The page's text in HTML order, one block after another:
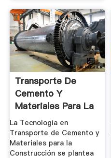
Transporte De
Cemento Y
Materiales Para La
Construcción ...
La Tecnología en
Transporte de Cemento y
Materiales para la
Construcción se plantea